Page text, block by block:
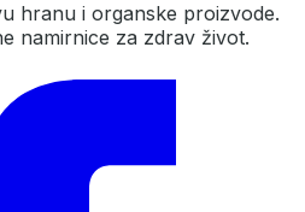
hranu i organske proizvode.
namirnice za zdrav život.